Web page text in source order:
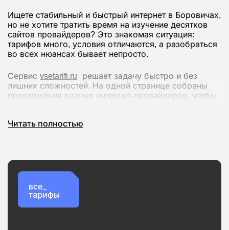
Ищете стабильный и быстрый интернет в Боровичах,
но не хотите тратить время на изучение десятков
сайтов провайдеров? Это знакомая ситуация:
тарифов много, условия отличаются, а разобраться
во всех нюансах бывает непросто.
Сервис vsetarifi.ru решает задачу быстро и без
лишних сложностей. На одной странице собраны
предложения разных интернет-провайдеров, чтобы
Удобное сравнение тарифов по скорости и
стоимости
Актуальные предложения без устаревшей
информации
Проверку доступности подключения по вашему
Читать полностью